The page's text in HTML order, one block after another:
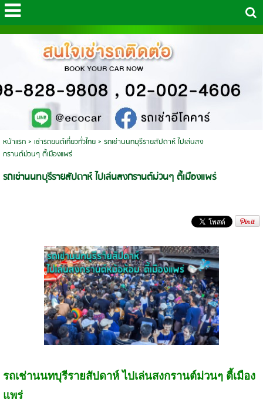
หน้าแรก> เช่ารถยนต์เที่ยวทั่วไทย> รถเช่านนทบุรีรายสัปดาห์ ไปเล่นสง
กรานต์ม่วนๆ ตี้เมืองแพร่
รถเช่านนทบุรีรายสัปดาห์ ไปเล่นสงกรานต์ม่วนๆ ตี้เมืองแพร่
รถเช่านนทบุรีรายสัปดาห์ ไปเล่นสงกรานต์ม่วนๆ ตี้เมือง
แพร่